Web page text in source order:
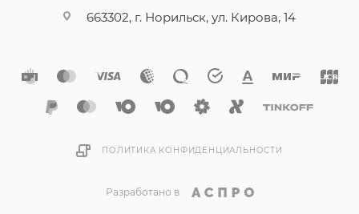
663302, г. Норильск, ул. Кирова, 14
ПОЛИТИКА КОНФИДЕНЦИАЛЬНОСТИ
Разработано в